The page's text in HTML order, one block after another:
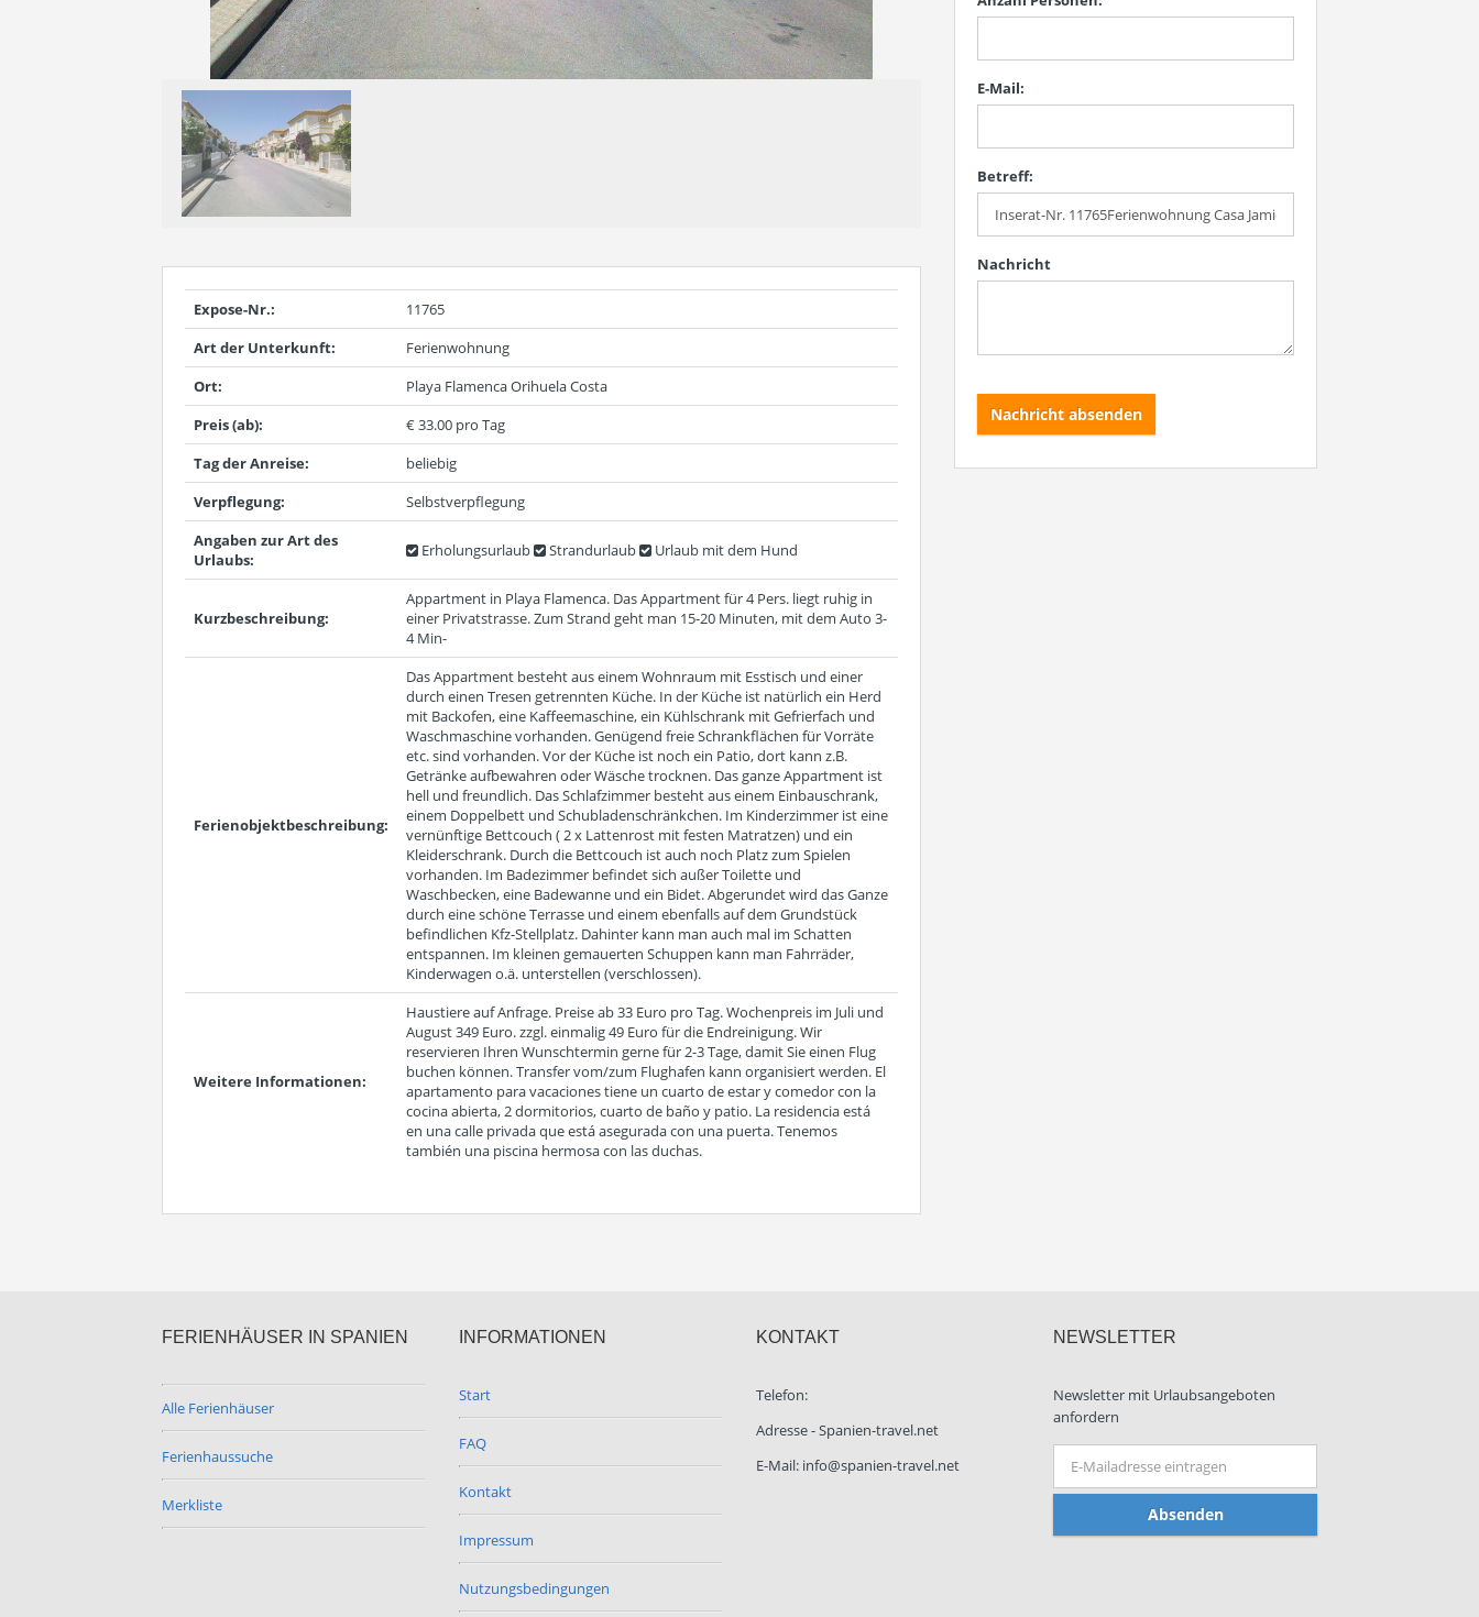
Expose-Nr.:
11765
Art der Unterkunft:
Ferienwohnung
Ort:
Playa Flamenca Orihuela Costa
Preis (ab):
€ 33.00 pro Tag
Tag der Anreise:
beliebig
Verpflegung:
Selbstverpflegung
Angaben zur Art des
Urlaubs:
Erholungsurlaub Strandurlaub Urlaub mit dem Hund
Kurzbeschreibung:
Appartment in Playa Flamenca. Das Appartment für 4 Pers. liegt ruhig in
einer Privatstrasse. Zum Strand geht man 15-20 Minuten, mit dem Auto 3-
4 Min-
Ferienobjektbeschreibung:
Das Appartment besteht aus einem Wohnraum mit Esstisch und einer
durch einen Tresen getrennten Küche. In der Küche ist natürlich ein Herd
mit Backofen, eine Kaffeemaschine, ein Kühlschrank mit Gefrierfach und
Waschmaschine vorhanden. Genügend freie Schrankflächen für Vorräte
etc. sind vorhanden. Vor der Küche ist noch ein Patio, dort kann z.B.
Getränke aufbewahren oder Wäsche trocknen. Das ganze Appartment ist
hell und freundlich. Das Schlafzimmer besteht aus einem Einbauschrank,
einem Doppelbett und Schubladenschränkchen. Im Kinderzimmer ist eine
vernünftige Bettcouch ( 2 x Lattenrost mit festen Matratzen) und ein
Kleiderschrank. Durch die Bettcouch ist auch noch Platz zum Spielen
vorhanden. Im Badezimmer befindet sich außer Toilette und
Waschbecken, eine Badewanne und ein Bidet. Abgerundet wird das Ganze
durch eine schöne Terrasse und einem ebenfalls auf dem Grundstück
befindlichen Kfz-Stellplatz. Dahinter kann man auch mal im Schatten
entspannen. Im kleinen gemauerten Schuppen kann man Fahrräder,
Kinderwagen o.ä. unterstellen (verschlossen).
Weitere Informationen:
Haustiere auf Anfrage. Preise ab 33 Euro pro Tag. Wochenpreis im Juli und
August 349 Euro. zzgl. einmalig 49 Euro für die Endreinigung. Wir
reservieren Ihren Wunschtermin gerne für 2-3 Tage, damit Sie einen Flug
buchen können. Transfer vom/zum Flughafen kann organisiert werden. El
apartamento para vacaciones tiene un cuarto de estar y comedor con la
cocina abierta, 2 dormitorios, cuarto de baño y patio. La residencia está
en una calle privada que está asegurada con una puerta. Tenemos
también una piscina hermosa con las duchas.
E-Mail:
Betreff:
Nachricht
Nachricht absenden
FERIENHÄUSER IN SPANIEN
Alle Ferienhäuser
Ferienhaussuche
Merkliste
INFORMATIONEN
Start
FAQ
Kontakt
Impressum
Nutzungsbedingungen
KONTAKT
Telefon:
Adresse - Spanien-travel.net
E-Mail: info@spanien-travel.net
NEWSLETTER
Newsletter mit Urlaubsangeboten
anfordern
Absenden